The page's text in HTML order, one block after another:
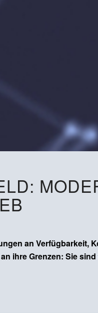
an Verfügbarkeit,
ihre Grenzen: Sie